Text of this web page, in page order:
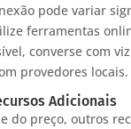
pode variar
ferramentas
converse com
provedores locais.
Adicionais
do preço, outros